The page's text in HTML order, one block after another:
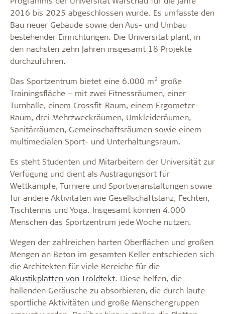
2016 bis 2025 abgeschlossen wurde. Es umfasste den
Bau neuer Gebäude sowie den Aus- und Umbau
bestehender Einrichtungen. Die Universität plant, in
den nächsten zehn Jahren insgesamt 18 Projekte
durchzuführen.
Das Sportzentrum bietet eine 6.000 m2 große
Trainingsfläche – mit zwei Fitnessräumen, einer
Turnhalle, einem Crossfit-Raum, einem Ergometer-
Raum, drei Mehrzweckräumen, Umkleideräumen,
Sanitärräumen, Gemeinschaftsräumen sowie einem
multimedialen Sport- und Unterhaltungsraum.
Es steht Studenten und Mitarbeitern der Universität zur
Verfügung und dient als Austragungsort für
Wettkämpfe, Turniere und Sportveranstaltungen sowie
für andere Aktivitäten wie Gesellschaftstanz, Fechten,
Tischtennis und Yoga. Insgesamt können 4.000
Menschen das Sportzentrum jede Woche nutzen.
Wegen der zahlreichen harten Oberflächen und großen
Mengen an Beton im gesamten Keller entschieden sich
die Architekten für viele Bereiche für die
Akustikplatten von Troldtekt. Diese helfen, die
hallenden Geräusche zu absorbieren, die durch laute
sportliche Aktivitäten und große Menschengruppen